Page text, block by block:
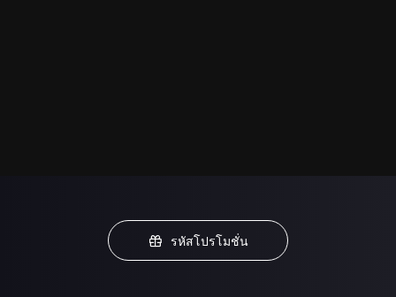
รหัสโปรโมชั่น